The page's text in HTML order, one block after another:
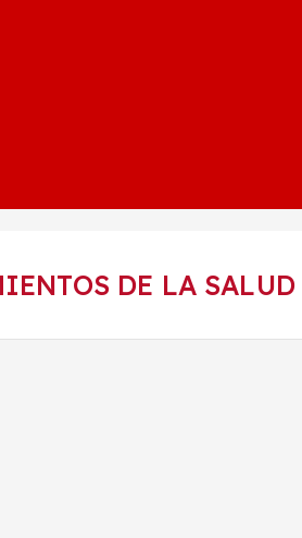
DE LA SALUD